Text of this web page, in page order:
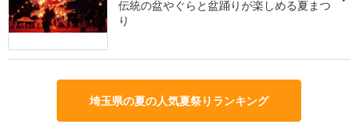
伝統の盆やぐらと盆踊りが楽しめる夏まつ
り
埼玉県の夏の人気夏祭りランキング